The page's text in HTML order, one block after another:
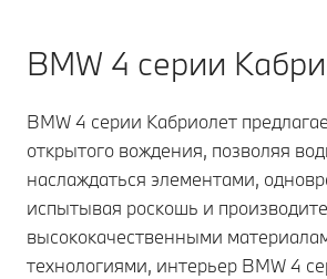
BMW 4 серии
BMW 4 серии Кабриолет
открытого вождения, позволяя
наслаждаться элементами,
испытывая роскошь и
высококачественными
технологиями, интерьер BMW 4